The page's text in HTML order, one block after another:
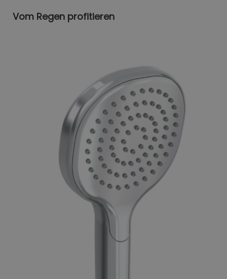
Vom Regen profitieren